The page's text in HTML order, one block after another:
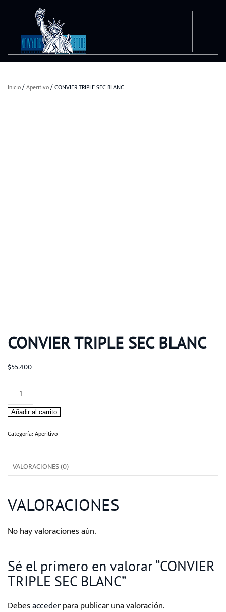
Ir al contenido principal
Inicio/Aperitivo/ CONVIER TRIPLE SEC BLANC
CONVIER TRIPLE SEC BLANC
$55.400
CONVIER
TRIPLE
SEC
BLANC
Añadir al carrito
Categoría: Aperitivo
VALORACIONES (0)
VALORACIONES
No hay valoraciones aún.
Sé el primero en valorar “CONVIER
TRIPLE SEC BLANC”
Debesaccederpara publicar una valoración.